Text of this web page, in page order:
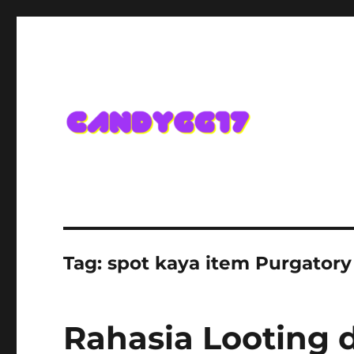
Tag:spot kaya item Purgatory
Rahasia Looting